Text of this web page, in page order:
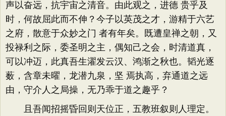
声以奋远，抗宇宙之清音。由此观之，进德 贵乎及
时，何故屈此而不伸？今子以英茂之才，游精于六艺
之府，散意于众妙之门 者有年矣。既遭皇禅之朝，又
投禄利之际，委圣明之主，偶知己之会，时清道真，
可以冲迈，此真吾生濯发云汉、鸿渐之秋也。韬光逐
薮，含章未曜，龙潜九泉，坚 焉执高，弃通道之远
由，守介人之局操，无乃乖于道之趣乎？
且吾闻招摇昏回则天位正，五教班叙则人理定。